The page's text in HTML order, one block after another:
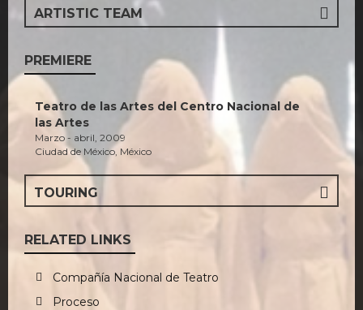
ARTISTIC TEAM
PREMIERE
Teatro de las Artes del Centro Nacional de
las Artes
Marzo - abril, 2009
Ciudad de México, México
TOURING
RELATED LINKS
Compañía Nacional de Teatro
Proceso